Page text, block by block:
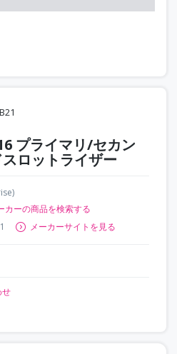
プライマリ/セカン
ロットライザー
カーの商品を検索する
メーカーサイトを見る
せ